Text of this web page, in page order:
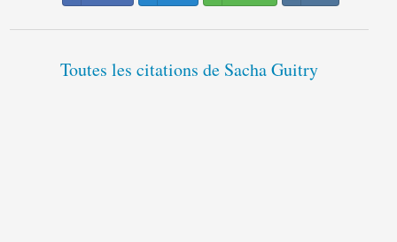
Toutes les citations de Sacha Guitry